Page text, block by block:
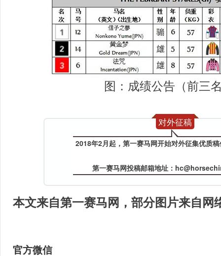
图：成绩公告（前三
对外征稿
2018年2月起，第一赛马网开始对外征集优质
第一赛马网投稿邮箱地址：
本文来自第一赛马网 ，部分图片来自
官方微信